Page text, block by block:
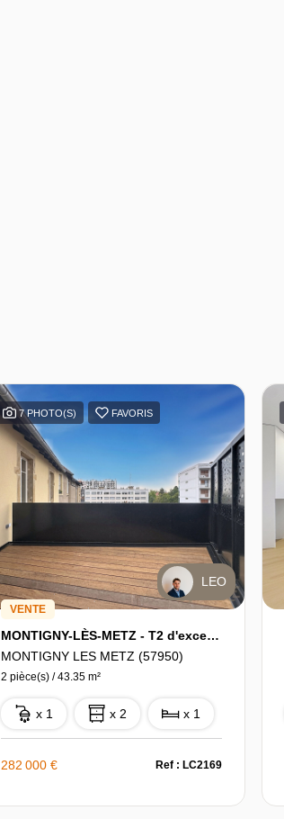
7 PHOTO(S) FAVORIS
LEO
VENTE
MONTIGNY-LÈS-METZ - T2 d'exception de 43 m² avec belle terrasse - État neuf
MONTIGNY LES METZ (57950)
2 pièce(s) / 43.35 m²
x 1 x 2 x 1
282 000 € Ref : LC2169